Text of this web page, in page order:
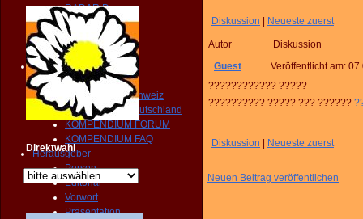
RADAR Demo
Präsentation
Broschüre
Vorwort
RADAR Support
RADAR Archibel
Radarservice Schweiz
Radarservice Deutschland
KOMPENDIUM FORUM
KOMPENDIUM FAQ
Herausgeber
Person
Editorial
Vorwort
Präsentation
Direktwahl
Diskussion Neueste zuerst
Autor
Diskussion
Guest
Veröffentlicht am:
???????????? ?????
?????????? ????? ??? ??????
Diskussion Neueste zuerst
Neuen Beitrag veröffentlichen